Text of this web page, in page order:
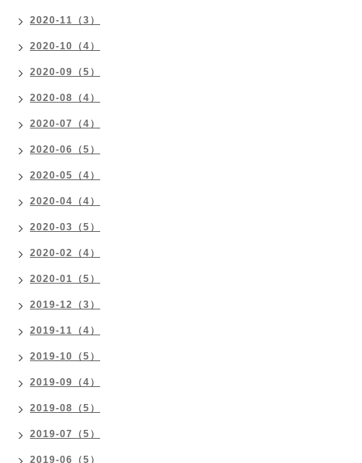
2020-11（3）
2020-10（4）
2020-09（5）
2020-08（4）
2020-07（4）
2020-06（5）
2020-05（4）
2020-04（4）
2020-03（5）
2020-02（4）
2020-01（5）
2019-12（3）
2019-11（4）
2019-10（5）
2019-09（4）
2019-08（5）
2019-07（5）
2019-06（5）